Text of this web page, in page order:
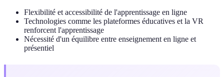
Flexibilité et accessibilité de l'apprentissage en ligne
Technologies comme les plateformes éducatives et la VR
renforcent l'apprentissage
Nécessité d'un équilibre entre enseignement en ligne et
présentiel